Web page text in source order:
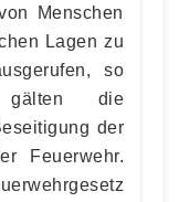
Menschen
Lagen zu
so
gälten die
der
Feuerwehr.